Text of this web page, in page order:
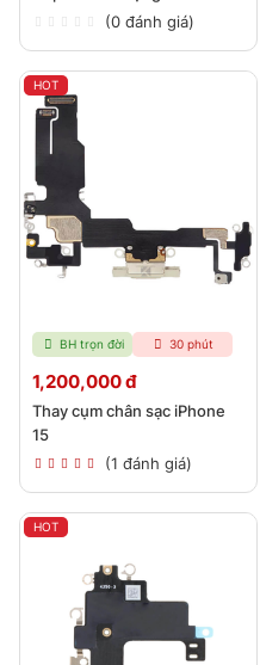
(0 đánh giá)
HOT
BH trọn đời 30 phút
1,200,000 đ
Thay cụm chân sạc iPhone
15
(1 đánh giá)
HOT